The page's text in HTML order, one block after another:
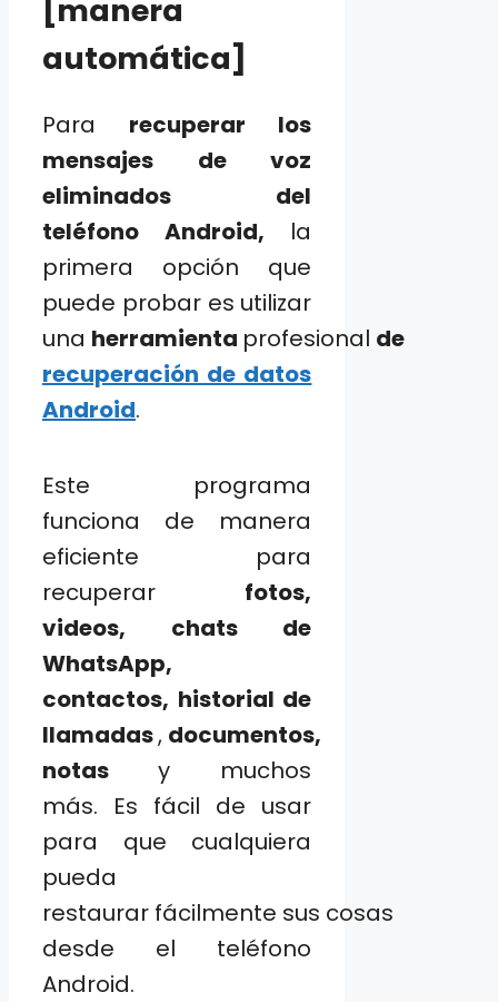
[manera
automática]
Para recuperar los
mensajes de voz
eliminados del
teléfono Android, la
primera opción que
puede probar es utilizar
una herramienta profesional de
recuperación de datos
Android.
Este programa
funciona de manera
eficiente para
recuperar fotos,
videos, chats de
WhatsApp,
contactos, historial de
llamadas, documentos,
notasy muchos
más. Es fácil de usar
para que cualquiera
pueda
restaurar fácilmente sus cosas
desde el teléfono
Android.